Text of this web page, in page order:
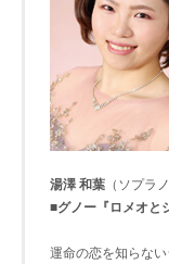
湯澤 和葉 （ソプラ
■グノー『ロメオと
運命の恋を知らな